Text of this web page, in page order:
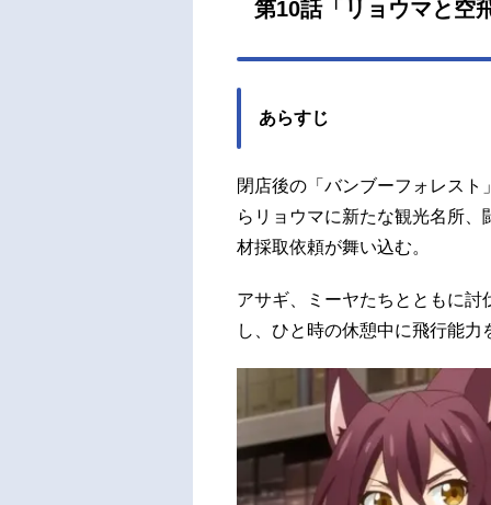
第10話「リョウマと空
あらすじ
閉店後の「バンブーフォレス
らリョウマに新たな観光名所
材採取依頼が舞い込む。
アサギ、ミーヤたちとともに
し、ひと時の休憩中に飛行能